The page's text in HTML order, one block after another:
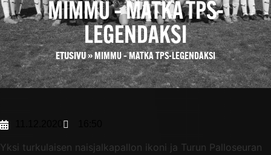
MIMMU – MATKA TPS-
LEGENDAKSI
ETUSIVU»MIMMU – MATKA TPS-LEGENDAKSI
Yksi turkulaisen naisjalkapallon ikoni ja Turun Palloseuran